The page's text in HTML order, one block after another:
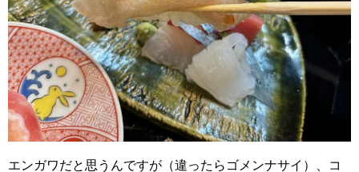
エンガワだと思うんですが（違ったらゴメンナサイ）、コ